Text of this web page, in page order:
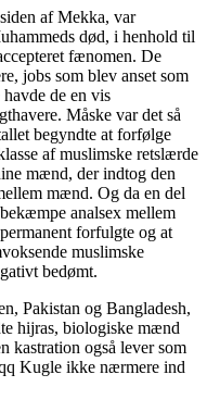
af Mekka, var
død, i henhold til
fænomen. De
jobs som blev anset som
de en vis
Måske var det så
begyndte at forfølge
af muslimske retslærde
mænd, der indtog den
mænd. Og da en del
analsex mellem
forfulgte og at
muslimske
bedømt.
Pakistan og Bangladesh,
hijras, biologiske mænd
kastration også lever som
Kugle ikke nærmere ind